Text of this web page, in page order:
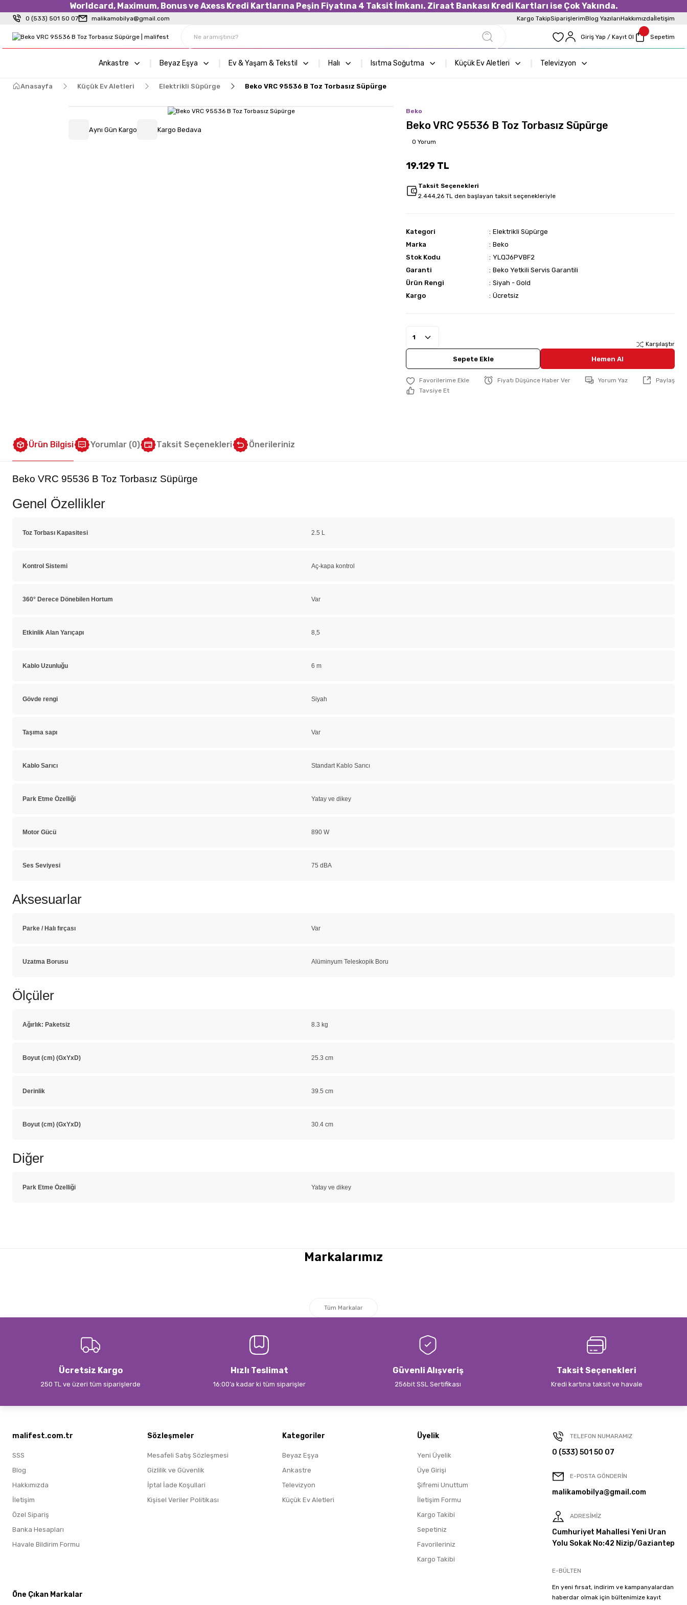
Worldcard, Maximum, Bonus ve Axess Kredi Kartlarına Peşin Fiyatına 4 Taksit İmkanı. Ziraat Bankası Kredi Kartları ise Çok Yakında.
0 (533) 501 50 07 malikamobilya@gmail.com Kargo TakipSiparişlerimBlog YazılarıHakkımızdaİletişim
Giriş Yap / Kayıt Ol Sepetim
Ankastre Beyaz Eşya Ev & Yaşam & Tekstil Halı Isıtma Soğutma Küçük Ev Aletleri Televizyon
Anasayfa Küçük Ev Aletleri Elektrikli Süpürge Beko VRC 95536 B Toz Torbasız Süpürge
Aynı Gün Kargo Kargo Bedava
Beko
Beko VRC 95536 B Toz Torbasız Süpürge
0 Yorum
19.129 TL
Taksit Seçenekleri
2.444,26 TL den başlayan taksit seçenekleriyle
Kategori
Elektrikli Süpürge
Marka
Beko
Stok Kodu
YLQJ6PVBF2
Garanti
Beko Yetkili Servis Garantili
Ürün Rengi
Siyah - Gold
Kargo
Ücretsiz
Karşılaştır
Sepete Ekle Hemen Al
Fiyatı Düşünce Haber Ver Yorum Yaz
Paylaş
Tavsiye Et
Ürün Bilgisi Yorumlar (0) Taksit Seçenekleri Önerileriniz
Beko VRC 95536 B Toz Torbasız Süpürge
Genel Özellikler
Toz Torbası Kapasitesi 2.5 L
Kontrol Sistemi Aç-kapa kontrol
360° Derece Dönebilen Hortum Var
Etkinlik Alan Yarıçapı 8,5
Kablo Uzunluğu 6 m
Gövde rengi Siyah
Taşıma sapı Var
Kablo Sarıcı Standart Kablo Sarıcı
Park Etme Özelliği Yatay ve dikey
Motor Gücü 890 W
Ses Seviyesi 75 dBA
Aksesuarlar
Parke / Halı fırçası Var
Uzatma Borusu Alüminyum Teleskopik Boru
Ölçüler
Ağırlık: Paketsiz 8.3 kg
Boyut (cm) (GxYxD) 25.3 cm
Derinlik 39.5 cm
Boyut (cm) (GxYxD) 30.4 cm
Diğer
Park Etme Özelliği Yatay ve dikey
Bu ürüne benzer farklı alternatifler olmalı.
Gönder
Markalarımız
Tüm Markalar
Ücretsiz Kargo
250 TL ve üzeri tüm siparişlerde
Hızlı Teslimat
16:00’a kadar ki tüm siparişler
Güvenli Alışveriş
256bit SSL Sertifikası
Taksit Seçenekleri
Kredi kartına taksit ve havale
malifest.com.tr
SSS
Blog
Hakkımızda
İletişim
Özel Sipariş
Banka Hesapları
Havale Bildirim Formu
Sözleşmeler
Mesafeli Satış Sözleşmesi
Gizlilik ve Güvenlik
İptal İade Koşullari
Kişisel Veriler Politikası
Kategoriler
Beyaz Eşya
Ankastre
Televizyon
Küçük Ev Aletleri
Üyelik
Yeni Üyelik
Üye Girişi
Şifremi Unuttum
İletişim Formu
Kargo Takibi
Sepetiniz
Favorileriniz
Kargo Takibi
Öne Çıkan Markalar
TELEFON NUMARAMIZ
0 (533) 501 50 07
E-POSTA GÖNDERİN
malikamobilya@gmail.com
ADRESİMİZ
Cumhuriyet Mahallesi Yeni Uran
Yolu Sokak No:42 Nizip/Gaziantep
E-BÜLTEN
En yeni fırsat, indirim ve kampanyalardan
haberdar olmak için bültenimize kayıt